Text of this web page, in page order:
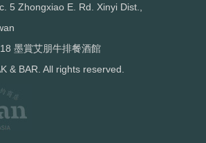
5 Zhongxiao E. Rd. Xinyi Dist.,
墨賞艾朋牛排餐酒館
& BAR. All rights reserved.